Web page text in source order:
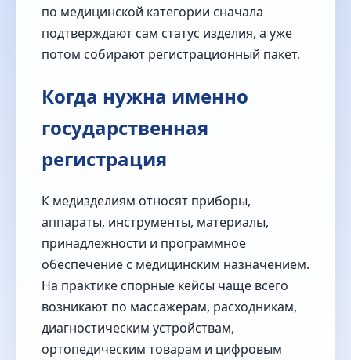
по медицинской категории сначала
подтверждают сам статус изделия, а уже
потом собирают регистрационный пакет.
Когда нужна именно
государственная
регистрация
К медизделиям относят приборы,
аппараты, инструменты, материалы,
принадлежности и программное
обеспечение с медицинским назначением.
На практике спорные кейсы чаще всего
возникают по массажерам, расходникам,
диагностическим устройствам,
ортопедическим товарам и цифровым